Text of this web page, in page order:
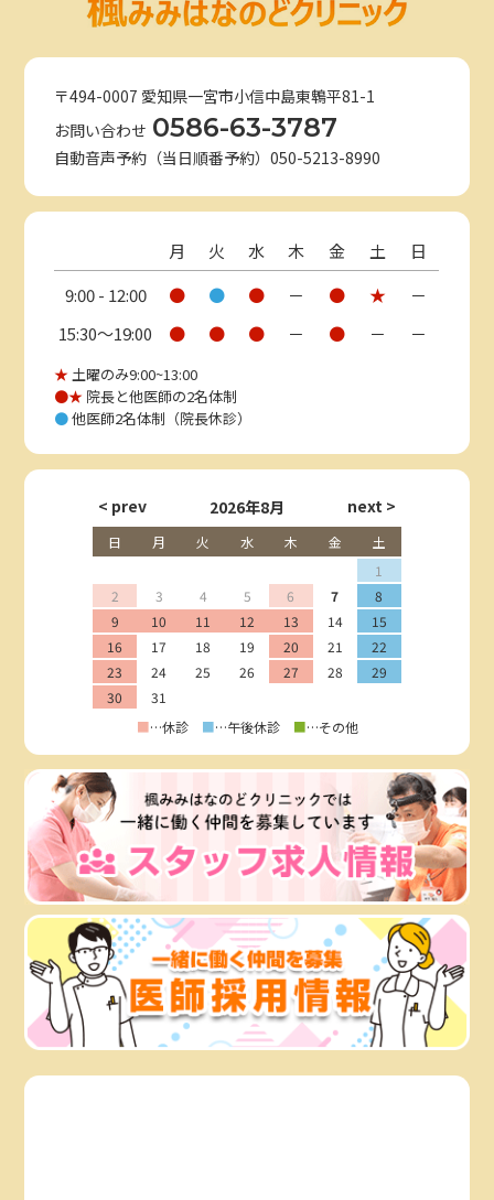
〒494-0007 愛知県一宮市小信中島東鵯平81-1
お問い合わせ 0586-63-3787
自動音声予約（当日順番予約）050-5213-8990
月 火 水 木 金 土
日
9:00 - 12:00
● ● ● － ● ★
－
15:30〜19:00
● ● ● － ● － －
★ 土曜のみ9:00~13:00
●★ 院長と他医師の2名体制
●他医師2名体制（院長休診）
2026年8月
日 月 火 水 木 金
土
1
2
3 4 5 6 7
8
9
10 11 12 13 14
15
16
17 18 19 20 21
22
23
24 25 26 27 28
29
30
31
■…休診 ■…午後休診 ■…その他